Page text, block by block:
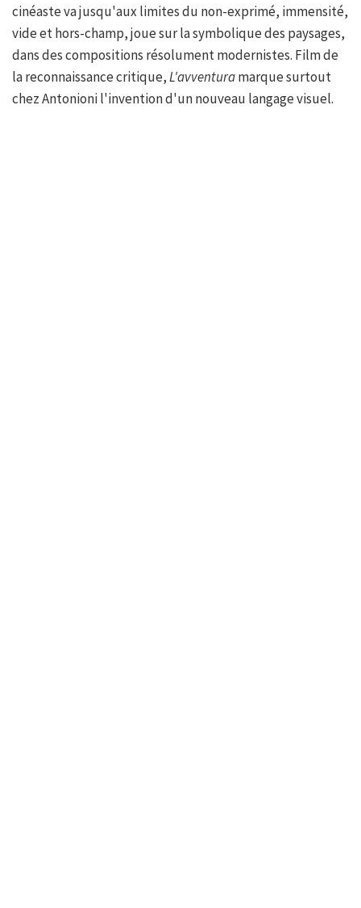
cinéaste va jusqu'aux limites du non-exprimé, immensité,
vide et hors-champ, joue sur la symbolique des paysages,
dans des compositions résolument modernistes. Film de
la reconnaissance critique,L'avventuramarque surtout
chez Antonioni l'invention d'un nouveau langage visuel.